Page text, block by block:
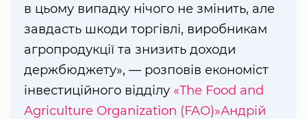
в цьому випадку нічого не змінить, але
завдасть шкоди торгівлі, виробникам
агропродукції та знизить доходи
держбюджету», — розповів економіст
інвестиційного відділу «The Food and
Agriculture Organization (FAO)»Андрій